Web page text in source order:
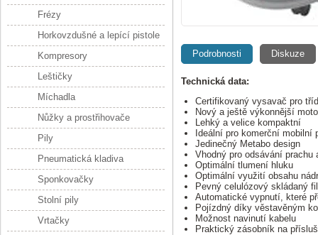
Podrobnosti Diskuze
Technická data:
Certifikovaný vysavač pro
Nový a ještě výkonnější
Lehký a velice kompaktní
Ideální pro komerční mobilní
Jedinečný Metabo design
Vhodný pro odsávání
Optimální tlumení hluku
Optimální využití obsahu
Pevný celulózový skládaný
Automatické vypnutí, které
Pojízdný díky věstavěným
Možnost navinutí kabelu
Praktický zásobník na
Frézy
Horkovzdušné a lepící pistole
Kompresory
Leštičky
Míchadla
Nůžky a prostřihovače
Pily
Pneumatická kladiva
Sponkovačky
Stolní pily
Vrtačky